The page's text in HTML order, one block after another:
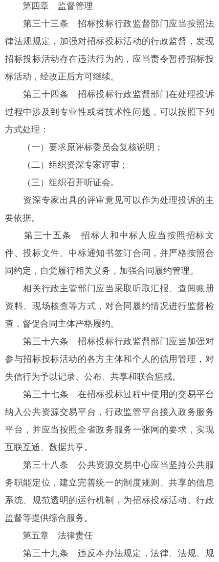
第四章 监督管理
第三十三条 招标投标行政监督部门应当按照法
律法规规定，加强对招标投标活动的行政监督，发现
招标投标活动存在违法行为的，应当责令暂停招标投
标活动，经改正后方可继续。
第三十四条 招标投标行政监督部门在处理投诉
过程中涉及到专业性或者技术性问题，可以按照下列
方式处理：
（一）要求原评标委员会复核说明；
（二）组织资深专家评审；
（三）组织召开听证会。
资深专家出具的评审意见可以作为处理投诉的主
要依据。
第三十五条
招标人和中标人应当按照招标文
件、投标文件、中标通知书签订合同，并严格按照合
同约定，自觉履行相关义务，加强合同履约管理。
相关行政主管部门应当采取听取汇报、查阅账册
资料、现场核查等方式，对合同履约情况进行监督检
查，督促合同主体严格履约。
第三十六条 招标投标行政监督部门应当加强对
参与招标投标活动的各方主体和个人的信用管理，对
失信行为予以记录、公布、共享和联合惩戒。
第三十七条 在招标投标过程中使用的交易平台
纳入公共资源交易平台，行政监管平台接入政务服务
平台，并应当按照全省政务服务一张网的要求，实现
互联互通、数据共享。
第三十八条 公共资源交易中心应当坚持公共服
务职能定位，建立完善统一的制度规则、共享的信息
系统、规范透明的运行机制，为招标投标活动、行政
监督等提供综合服务。
第五章 法律责任
第三十九条 违反本办法规定，法律、法规、规